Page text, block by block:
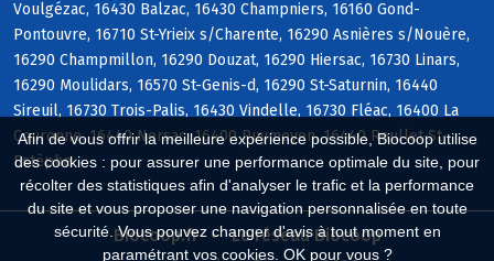
Afin de vous offrir la meilleure expérience possible, Biocoop utilise
des cookies : pour assurer une performance optimale du site, pour
récolter des statistiques afin d'analyser le trafic et la performance
du site et vous proposer une navigation personnalisée en toute
sécurité. Vous pouvez changer d'avis à tout moment en
paramétrant vos cookies. OK pour vous ?
Voulgézac, 16430 Balzac, 16430 Champniers, 16160 Gond-
Pontouvre, 16710 St-Yrieix s/Charente, 16290 Asnières s/Nouère,
16290 Champmillon, 16290 Douzat, 16290 Hiersac, 16730 Linars,
16290 Moulidars, 16570 St-Genis-d, 16290 St-Saturnin, 16440
Sireuil, 16730 Trois-Palis, 16430 Vindelle, 16730 Fléac, 16400 La
Couronne, 16440 Nersac, 16400 Puymoyen, 16440 Roullet-St-
Estèphe
Biocoop.fr
Le réseau Biocoop